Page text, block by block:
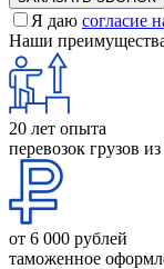
Я даю согласие
Наши
20 лет опыта
перевозок грузов
от 6 000 рублей
таможенное